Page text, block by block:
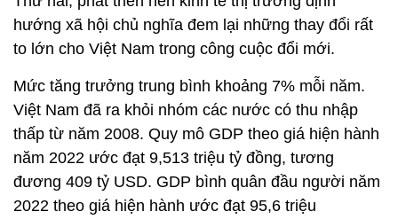
hướng xã hội chủ nghĩa đem lại những thay đổi rất
to lớn cho Việt Nam trong công cuộc đổi mới.
Mức tăng trưởng trung bình khoảng 7% mỗi năm.
Việt Nam đã ra khỏi nhóm các nước có thu nhập
thấp từ năm 2008. Quy mô GDP theo giá hiện hành
năm 2022 ước đạt 9,513 triệu tỷ đồng, tương
đương 409 tỷ USD. GDP bình quân đầu người năm
2022 theo giá hiện hành ước đạt 95,6 triệu